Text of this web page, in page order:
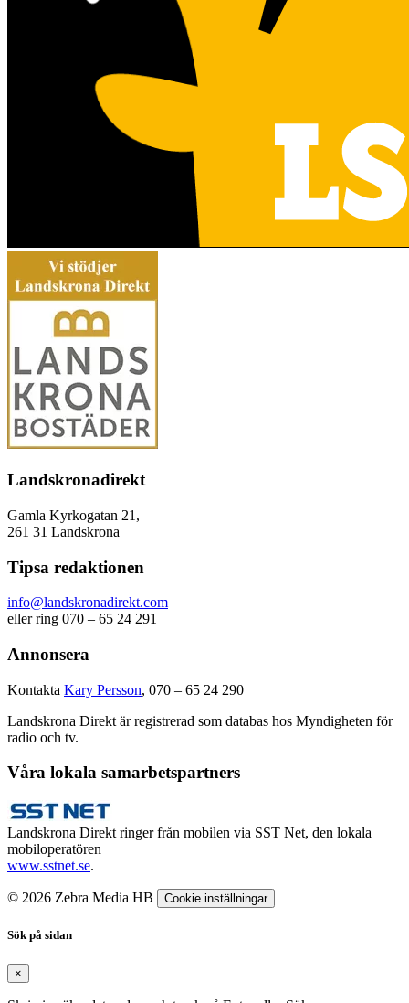
Landskronadirekt
Gamla Kyrkogatan 21,
261 31 Landskrona
Tipsa redaktionen
info@landskronadirekt.com
eller ring 070 – 65 24 291
Annonsera
Kontakta Kary Persson, 070 – 65 24 290
Landskrona Direkt är registrerad som databas hos Myndigheten för
radio och tv.
Våra lokala samarbetspartners
Landskrona Direkt ringer från mobilen via SST Net, den lokala
mobiloperatören
www.sstnet.se.
© 2026 Zebra Media HB Cookie inställningar
Sök på sidan
×